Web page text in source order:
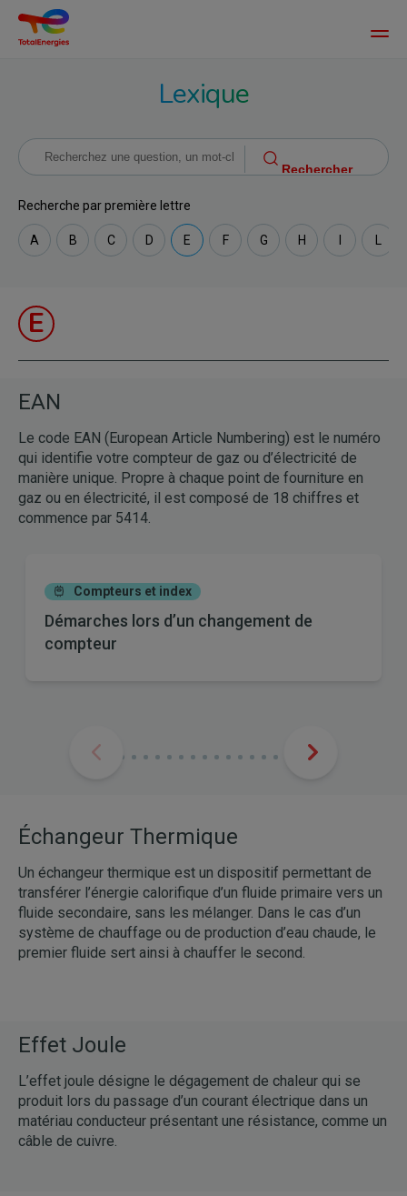
Main
Lexique
Recherche par première lettre
A B C D E F G H I L
E
EAN
Le code EAN (European Article Numbering) est le numéro
qui identifie votre compteur de gaz ou d’électricité de
manière unique. Propre à chaque point de fourniture en
gaz ou en électricité, il est composé de 18 chiffres et
commence par 5414.
Compteurs et index
Démarches lors d’un changement de
compteur
Échangeur Thermique
Un échangeur thermique est un dispositif permettant de
transférer l’énergie calorifique d’un fluide primaire vers un
fluide secondaire, sans les mélanger. Dans le cas d’un
système de chauffage ou de production d’eau chaude, le
premier fluide sert ainsi à chauffer le second.
Effet Joule
L’effet joule désigne le dégagement de chaleur qui se
produit lors du passage d’un courant électrique dans un
matériau conducteur présentant une résistance, comme un
câble de cuivre.